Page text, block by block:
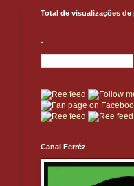
Total de visualizações de
-
Canal Ferréz